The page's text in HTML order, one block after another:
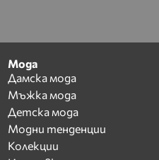
Мода
Дамска мода
Мъжка мода
Детска мода
Модни тенденции
Колекции